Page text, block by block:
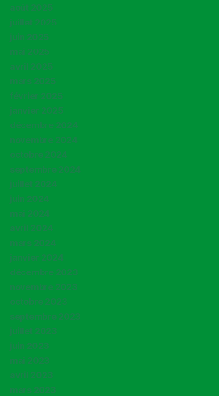
août 2025
juillet 2025
juin 2025
mai 2025
avril 2025
mars 2025
février 2025
janvier 2025
décembre 2024
novembre 2024
octobre 2024
septembre 2024
juillet 2024
juin 2024
mai 2024
avril 2024
mars 2024
janvier 2024
décembre 2023
novembre 2023
octobre 2023
septembre 2023
juillet 2023
juin 2023
mai 2023
avril 2023
mars 2023